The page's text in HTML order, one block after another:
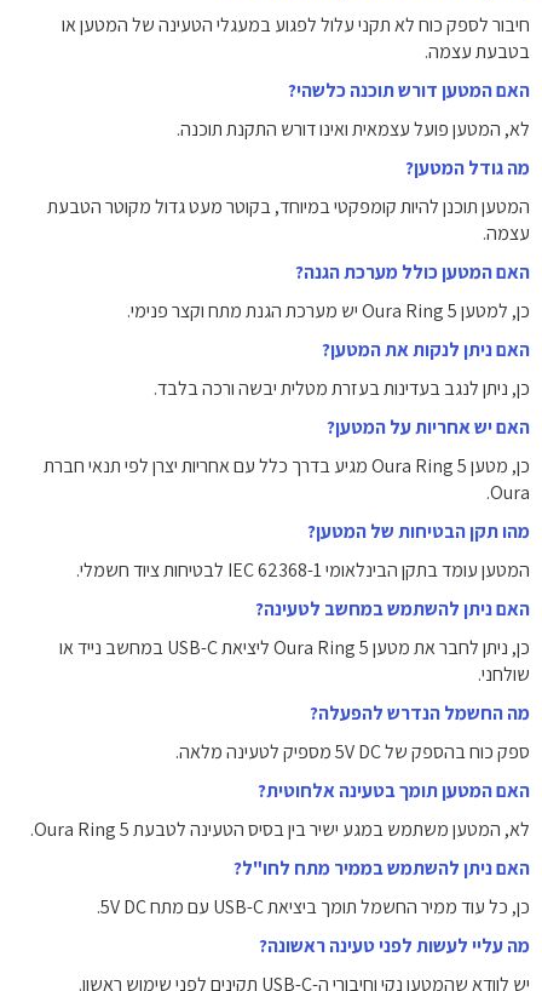
חיבור לספק כוח לא תקני עלול לפגוע במעגלי הטעינה של המטען או
בטבעת עצמה.
האם המטען דורש תוכנה כלשהי?
לא, המטען פועל עצמאית ואינו דורש התקנת תוכנה.
מה גודל המטען?
המטען תוכנן להיות קומפקטי במיוחד, בקוטר מעט גדול מקוטר הטבעת
עצמה.
האם המטען כולל מערכת הגנה?
כן, למטען Oura Ring 5 יש מערכת הגנת מתח וקצר פנימי.
האם ניתן לנקות את המטען?
כן, ניתן לנגב בעדינות בעזרת מטלית יבשה ורכה בלבד.
האם יש אחריות על המטען?
כן, מטען Oura Ring 5 מגיע בדרך כלל עם אחריות יצרן לפי תנאי חברת
Oura.
מהו תקן הבטיחות של המטען?
המטען עומד בתקן הבינלאומי IEC 62368-1 לבטיחות ציוד חשמלי.
האם ניתן להשתמש במחשב לטעינה?
כן, ניתן לחבר את מטען Oura Ring 5 ליציאת USB-C במחשב נייד או
שולחני.
מה החשמל הנדרש להפעלה?
ספק כוח בהספק של ‎5V DC‎ מספיק לטעינה מלאה.
האם המטען תומך בטעינה אלחוטית?
לא, המטען משתמש במגע ישיר בין בסיס הטעינה לטבעת Oura Ring 5.
האם ניתן להשתמש בממיר מתח לחו"ל?
כן, כל עוד ממיר החשמל תומך ביציאת USB-C עם מתח ‎5V DC‎.
מה עליי לעשות לפני טעינה ראשונה?
יש לוודא שהמטען נקי וחיבורי ה-USB-C תקינים לפני שימוש ראשון.